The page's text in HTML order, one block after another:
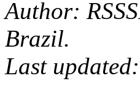
Author:
Brazil.
Last